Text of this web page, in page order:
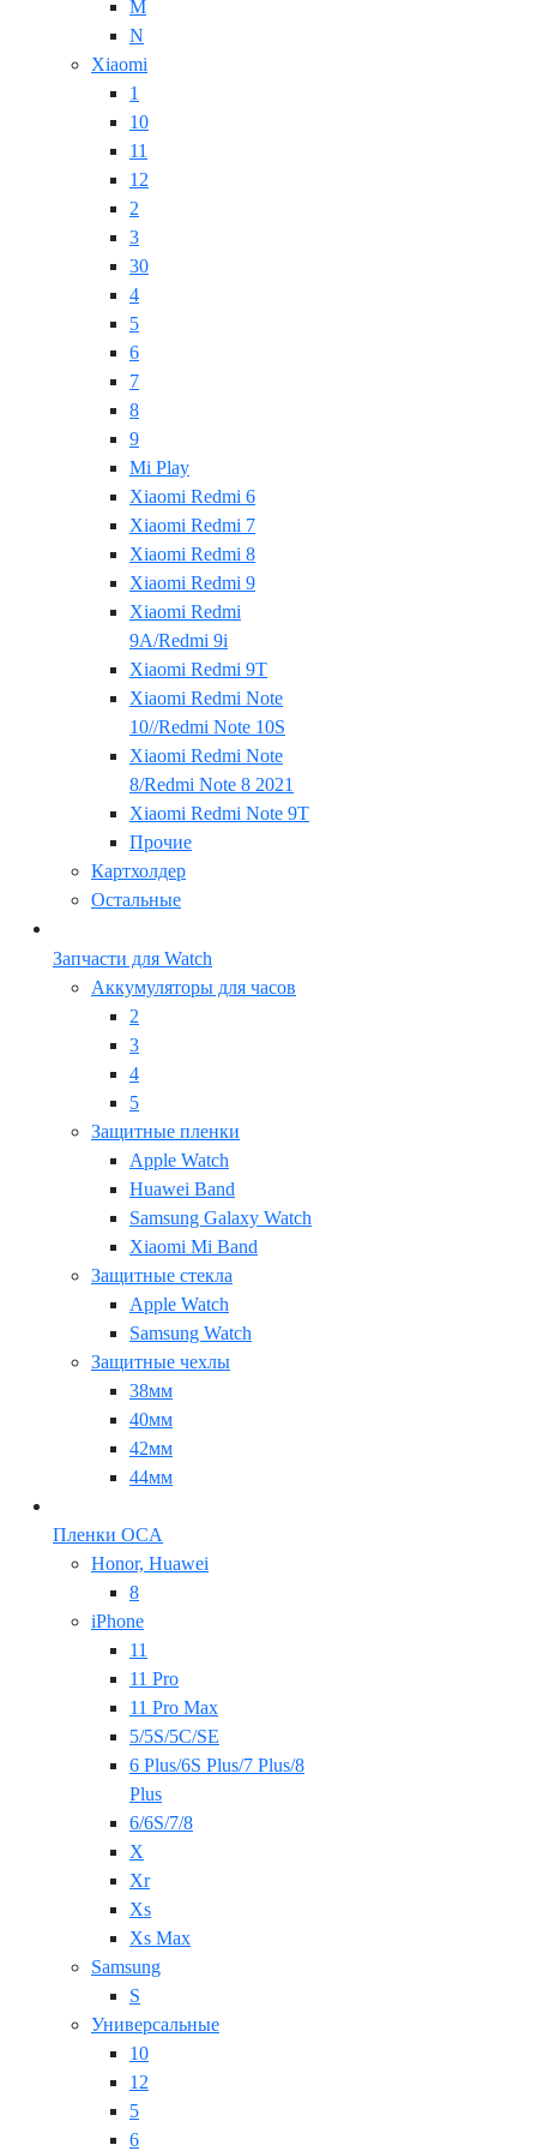
M
N
Xiaomi
1
10
11
12
2
3
30
4
5
6
7
8
9
Mi Play
Xiaomi Redmi 6
Xiaomi Redmi 7
Xiaomi Redmi 8
Xiaomi Redmi 9
Xiaomi Redmi
9A/Redmi 9i
Xiaomi Redmi 9T
Xiaomi Redmi Note
10//Redmi Note 10S
Xiaomi Redmi Note
8/Redmi Note 8 2021
Xiaomi Redmi Note 9T
Прочие
Картхолдер
Остальные
Запчасти для Watch
Аккумуляторы для часов
2
3
4
5
Защитные пленки
Apple Watch
Huawei Band
Samsung Galaxy Watch
Xiaomi Mi Band
Защитные стекла
Apple Watch
Samsung Watch
Защитные чехлы
38мм
40мм
42мм
44мм
Пленки OCA
Honor, Huawei
8
iPhone
11
11 Pro
11 Pro Max
5/5S/5C/SE
6 Plus/6S Plus/7 Plus/8
Plus
6/6S/7/8
X
Xr
Xs
Xs Max
Samsung
S
Универсальные
10
12
5
6